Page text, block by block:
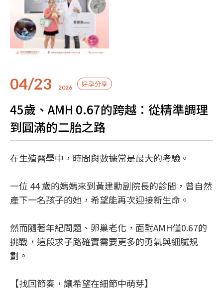
04/23 2026 好孕分享
45歲、AMH 0.67的跨越：從精準調理
到圓滿的二胎之路
在生殖醫學中，時間與數據常是最大的考驗。
一位 44 歲的媽媽來到黃建勳副院長的診間，曾自然
產下一名孩子的她，希望能再次迎接新生命。
然而隨著年紀問題、卵巢老化，面對AMH僅0.67的
挑戰，這段求子路確實需要更多的勇氣與細膩規
劃。
【找回節奏，讓希望在細節中萌芽】